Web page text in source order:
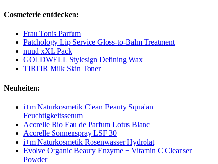
Cosmeterie entdecken:
Frau Tonis Parfum
Patchology Lip Service Gloss-to-Balm Treatment
nuud xXL Pack
GOLDWELL Stylesign Defining Wax
TIRTIR Milk Skin Toner
Neuheiten:
i+m Naturkosmetik Clean Beauty Squalan
Feuchtigkeitsserum
Acorelle Bio Eau de Parfum Lotus Blanc
Acorelle Sonnenspray LSF 30
i+m Naturkosmetik Rosenwasser Hydrolat
Evolve Organic Beauty Enzyme + Vitamin C Cleanser
Powder